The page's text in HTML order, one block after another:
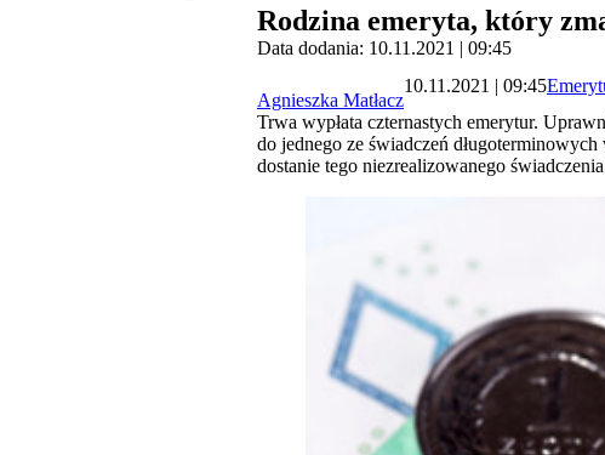
Rodzina emeryta, który
Data dodania: 10.11.2021 | 09:45
Agnieszka Matłacz
10.11.2021 | 09:45
Trwa wypłata czternastych emerytur.
do jednego ze świadczeń
dostanie tego niezrealizowanego